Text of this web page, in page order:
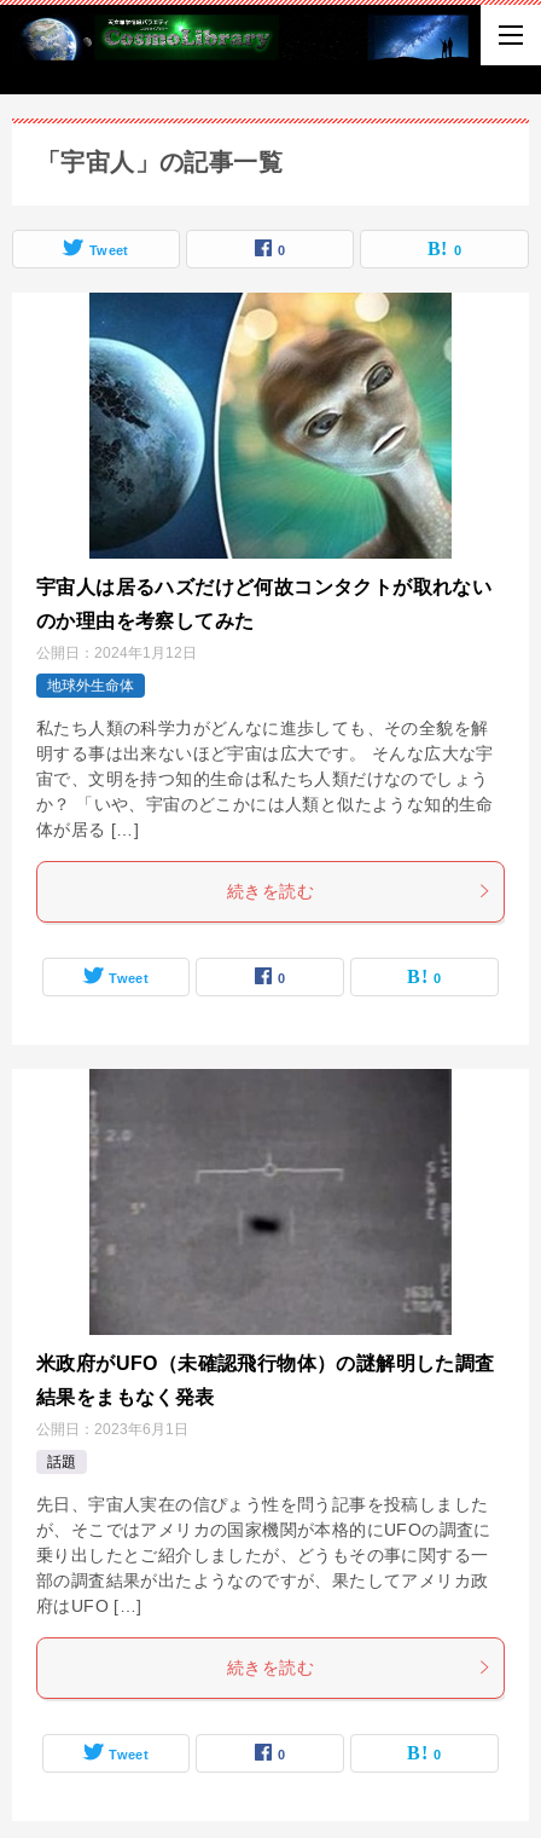
「宇宙人」の記事一覧
Tweet 0 0
宇宙人は居るハズだけど何故コンタクトが取れない
のか理由を考察してみた
公開日： 2024年1月12日
地球外生命体
私たち人類の科学力がどんなに進歩しても、その全貌を解
明する事は出来ないほど宇宙は広大です。 そんな広大な宇
宙で、文明を持つ知的生命は私たち人類だけなのでしょう
か？ 「いや、宇宙のどこかには人類と似たような知的生命
体が居る […]
続きを読む
Tweet 0 0
米政府がUFO（未確認飛行物体）の謎解明した調査
結果をまもなく発表
公開日： 2023年6月1日
話題
先日、宇宙人実在の信ぴょう性を問う記事を投稿しました
が、そこではアメリカの国家機関が本格的にUFOの調査に
乗り出したとご紹介しましたが、どうもその事に関する一
部の調査結果が出たようなのですが、果たしてアメリカ政
府はUFO […]
続きを読む
Tweet 0 0